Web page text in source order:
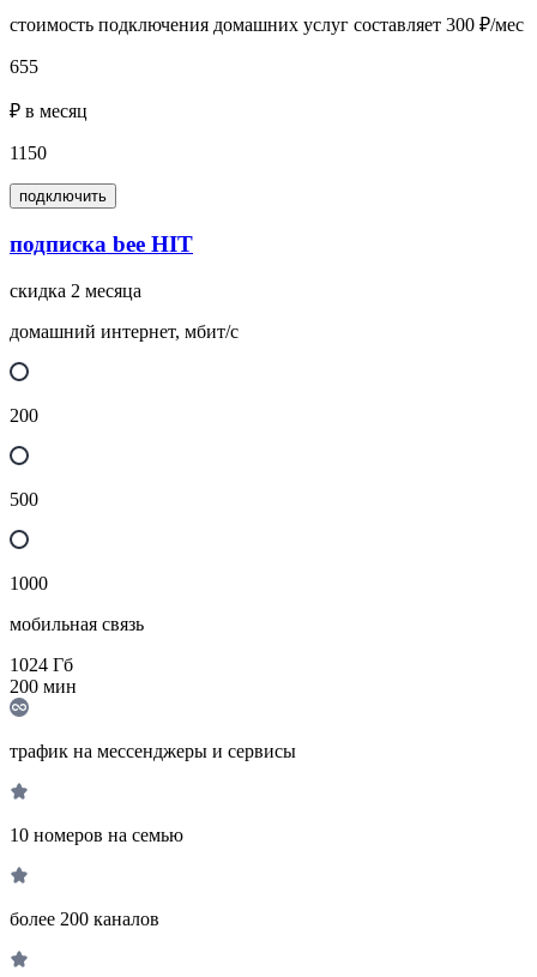
стоимость подключения домашних услуг составляет 300 ₽/мес
655
₽ в месяц
1150
подключить
подписка bee HIT
скидка 2 месяца
домашний интернет, мбит/с
200
500
1000
мобильная связь
1024 Гб
200 мин
трафик на мессенджеры и сервисы
10 номеров на семью
более 200 каналов